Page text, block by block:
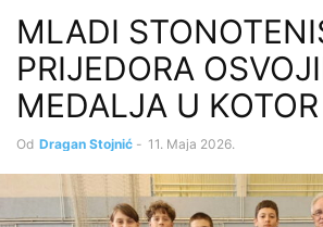
MLADI
PRIJEDORA
MEDALJA U
Od Dragan Stojnić - 11. Maja 2026.